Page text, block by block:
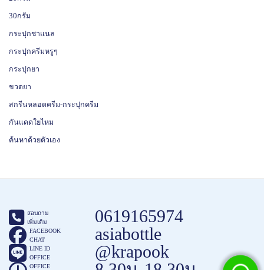
30กรัม
กระปุกชาแนล
กระปุกครีมหรูๆ
กระปุกยา
ขวดยา
สกรีนหลอดครีม-กระปุกครีม
กันแดดใยไหม
ค้นหาด้วยตัวเอง
สอบถาม
เพิ่มเติม
0619165974
FACEBOOK
CHAT
asiabottle
LINE ID
OFFICE
@krapook
OFFICE